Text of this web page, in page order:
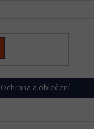
Ochrana a oblečení